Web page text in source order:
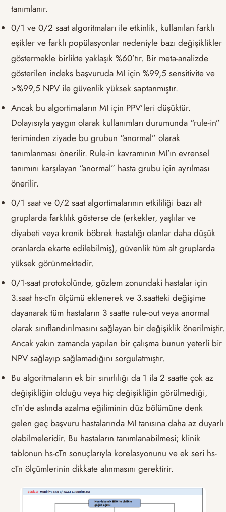
tanımlanır.
0/1 ve 0/2 saat algoritmaları ile etkinlik, kullanılan farklı
eşikler ve farklı popülasyonlar nedeniyle bazı değişiklikler
göstermekle birlikte yaklaşık %60’tır. Bir meta-analizde
gösterilen indeks başvuruda MI için %99,5 sensitivite ve
>%99,5 NPV ile güvenlik yüksek saptanmıştır.
Ancak bu algortimaların MI için PPV’leri düşüktür.
Dolayısıyla yaygın olarak kullanımları durumunda “rule-in”
teriminden ziyade bu grubun “anormal” olarak
tanımlanması önerilir. Rule-in kavramının MI’ın evrensel
tanımını karşılayan “anormal” hasta grubu için ayrılması
önerilir.
0/1 saat ve 0/2 saat algortimalarının etkililiği bazı alt
gruplarda farklılık gösterse de (erkekler, yaşlılar ve
diyabeti veya kronik böbrek hastalığı olanlar daha düşük
oranlarda ekarte edilebilmiş), güvenlik tüm alt gruplarda
yüksek görünmektedir.
0/1-saat protokolünde, gözlem zonundaki hastalar için
3.saat hs-cTn ölçümü eklenerek ve 3.saatteki değişime
dayanarak tüm hastaların 3 saatte rule-out veya anormal
olarak sınıflandırılmasını sağlayan bir değişiklik önerilmiştir.
Ancak yakın zamanda yapılan bir çalışma bunun yeterli bir
NPV sağlayıp sağlamadığını sorgulatmıştır.
Bu algoritmaların ek bir sınırlılığı da 1 ila 2 saatte çok az
değişikliğin olduğu veya hiç değişikliğin görülmediği,
cTn’de aslında azalma eğiliminin düz bölümüne denk
gelen geç başvuru hastalarında MI tanısına daha az duyarlı
olabilmeleridir. Bu hastaların tanımlanabilmesi; klinik
tablonun hs-cTn sonuçlarıyla korelasyonunu ve ek seri hs-
cTn ölçümlerinin dikkate alınmasını gerektirir.